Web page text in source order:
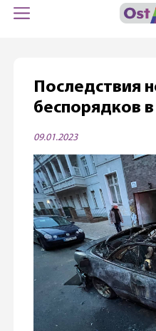
Последствия
беспорядков
09.01.2023